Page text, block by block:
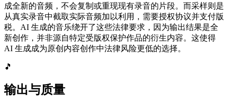
成全新的音频，不会复制或重现现有录音的片段。而采样则是
从真实录音中截取实际音频加以利用，需要授权协议并支付版
税。AI 生成的音乐绕开了这些法律要求，因为输出结果是全
新创作，并非源自特定受版权保护作品的衍生内容。这使得
AI 生成成为原创内容创作中法律风险更低的选择。
🎵
输出与质量